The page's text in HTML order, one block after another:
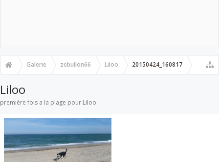
Galerie zebullon66 Liloo 20150424_160817
Liloo
première fois a la plage pour Liloo